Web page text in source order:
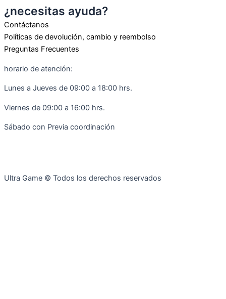
e
b
o
o
-
f
t
a
g
r
m
¿necesitas ayuda?
Contáctanos
Políticas de devolución, cambio y reembolso
Preguntas Frecuentes
horario de atención:
Lunes a Jueves de 09:00 a 18:00 hrs.
Viernes de 09:00 a 16:00 hrs.
Sábado con Previa coordinación
Ultra Game © Todos los derechos reservados